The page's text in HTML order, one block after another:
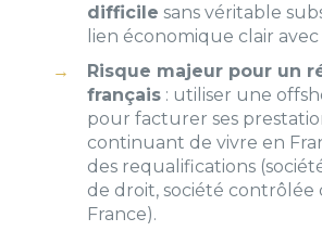
difficile sans véritable
lien économique clair avec
Risque majeur pour un
français: utiliser une
pour facturer ses
continuant de vivre en
des requalifications
de droit, société contrôlée
France).